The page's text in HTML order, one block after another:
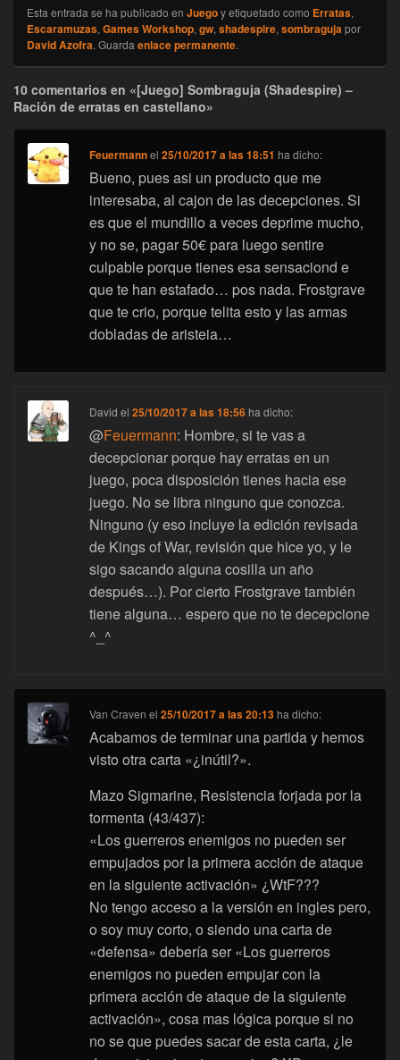
Esta entrada se ha publicado en Juegoy etiquetado como Erratas,
Escaramuzas, Games Workshop, gw, shadespire, sombragujapor
David Azofra. Guarda enlace permanente.
10 comentarios en «[Juego] Sombraguja (Shadespire) –
Ración de erratas en castellano»
Feuermannel25/10/2017 a las 18:51 ha dicho:
Bueno, pues asi un producto que me
interesaba, al cajon de las decepciones. Si
es que el mundillo a veces deprime mucho,
y no se, pagar 50€ para luego sentire
culpable porque tienes esa sensaciond e
que te han estafado… pos nada. Frostgrave
que te crio, porque telita esto y las armas
dobladas de aristeia…
David el25/10/2017 a las 18:56 ha dicho:
@Feuermann: Hombre, si te vas a
decepcionar porque hay erratas en un
juego, poca disposición tienes hacia ese
juego. No se libra ninguno que conozca.
Ninguno (y eso incluye la edición revisada
de Kings of War, revisión que hice yo, y le
sigo sacando alguna cosilla un año
después…). Por cierto Frostgrave también
tiene alguna… espero que no te decepcione
^_^
Van Craven el25/10/2017 a las 20:13 ha dicho:
Acabamos de terminar una partida y hemos
visto otra carta «¿inútil?».
Mazo Sigmarine, Resistencia forjada por la
tormenta (43/437):
«Los guerreros enemigos no pueden ser
empujados por la primera acción de ataque
en la siguiente activación» ¿WtF???
No tengo acceso a la versión en ingles pero,
o soy muy corto, o siendo una carta de
«defensa» debería ser «Los guerreros
enemigos no pueden empujar con la
primera acción de ataque de la siguiente
activación», cosa mas lógica porque si no
no se que puedes sacar de esta carta, ¿le